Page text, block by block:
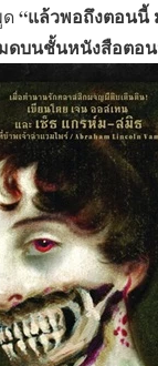
“แล้วพอถึงตอนนี้
ดบนชั้นหนังสือตอ